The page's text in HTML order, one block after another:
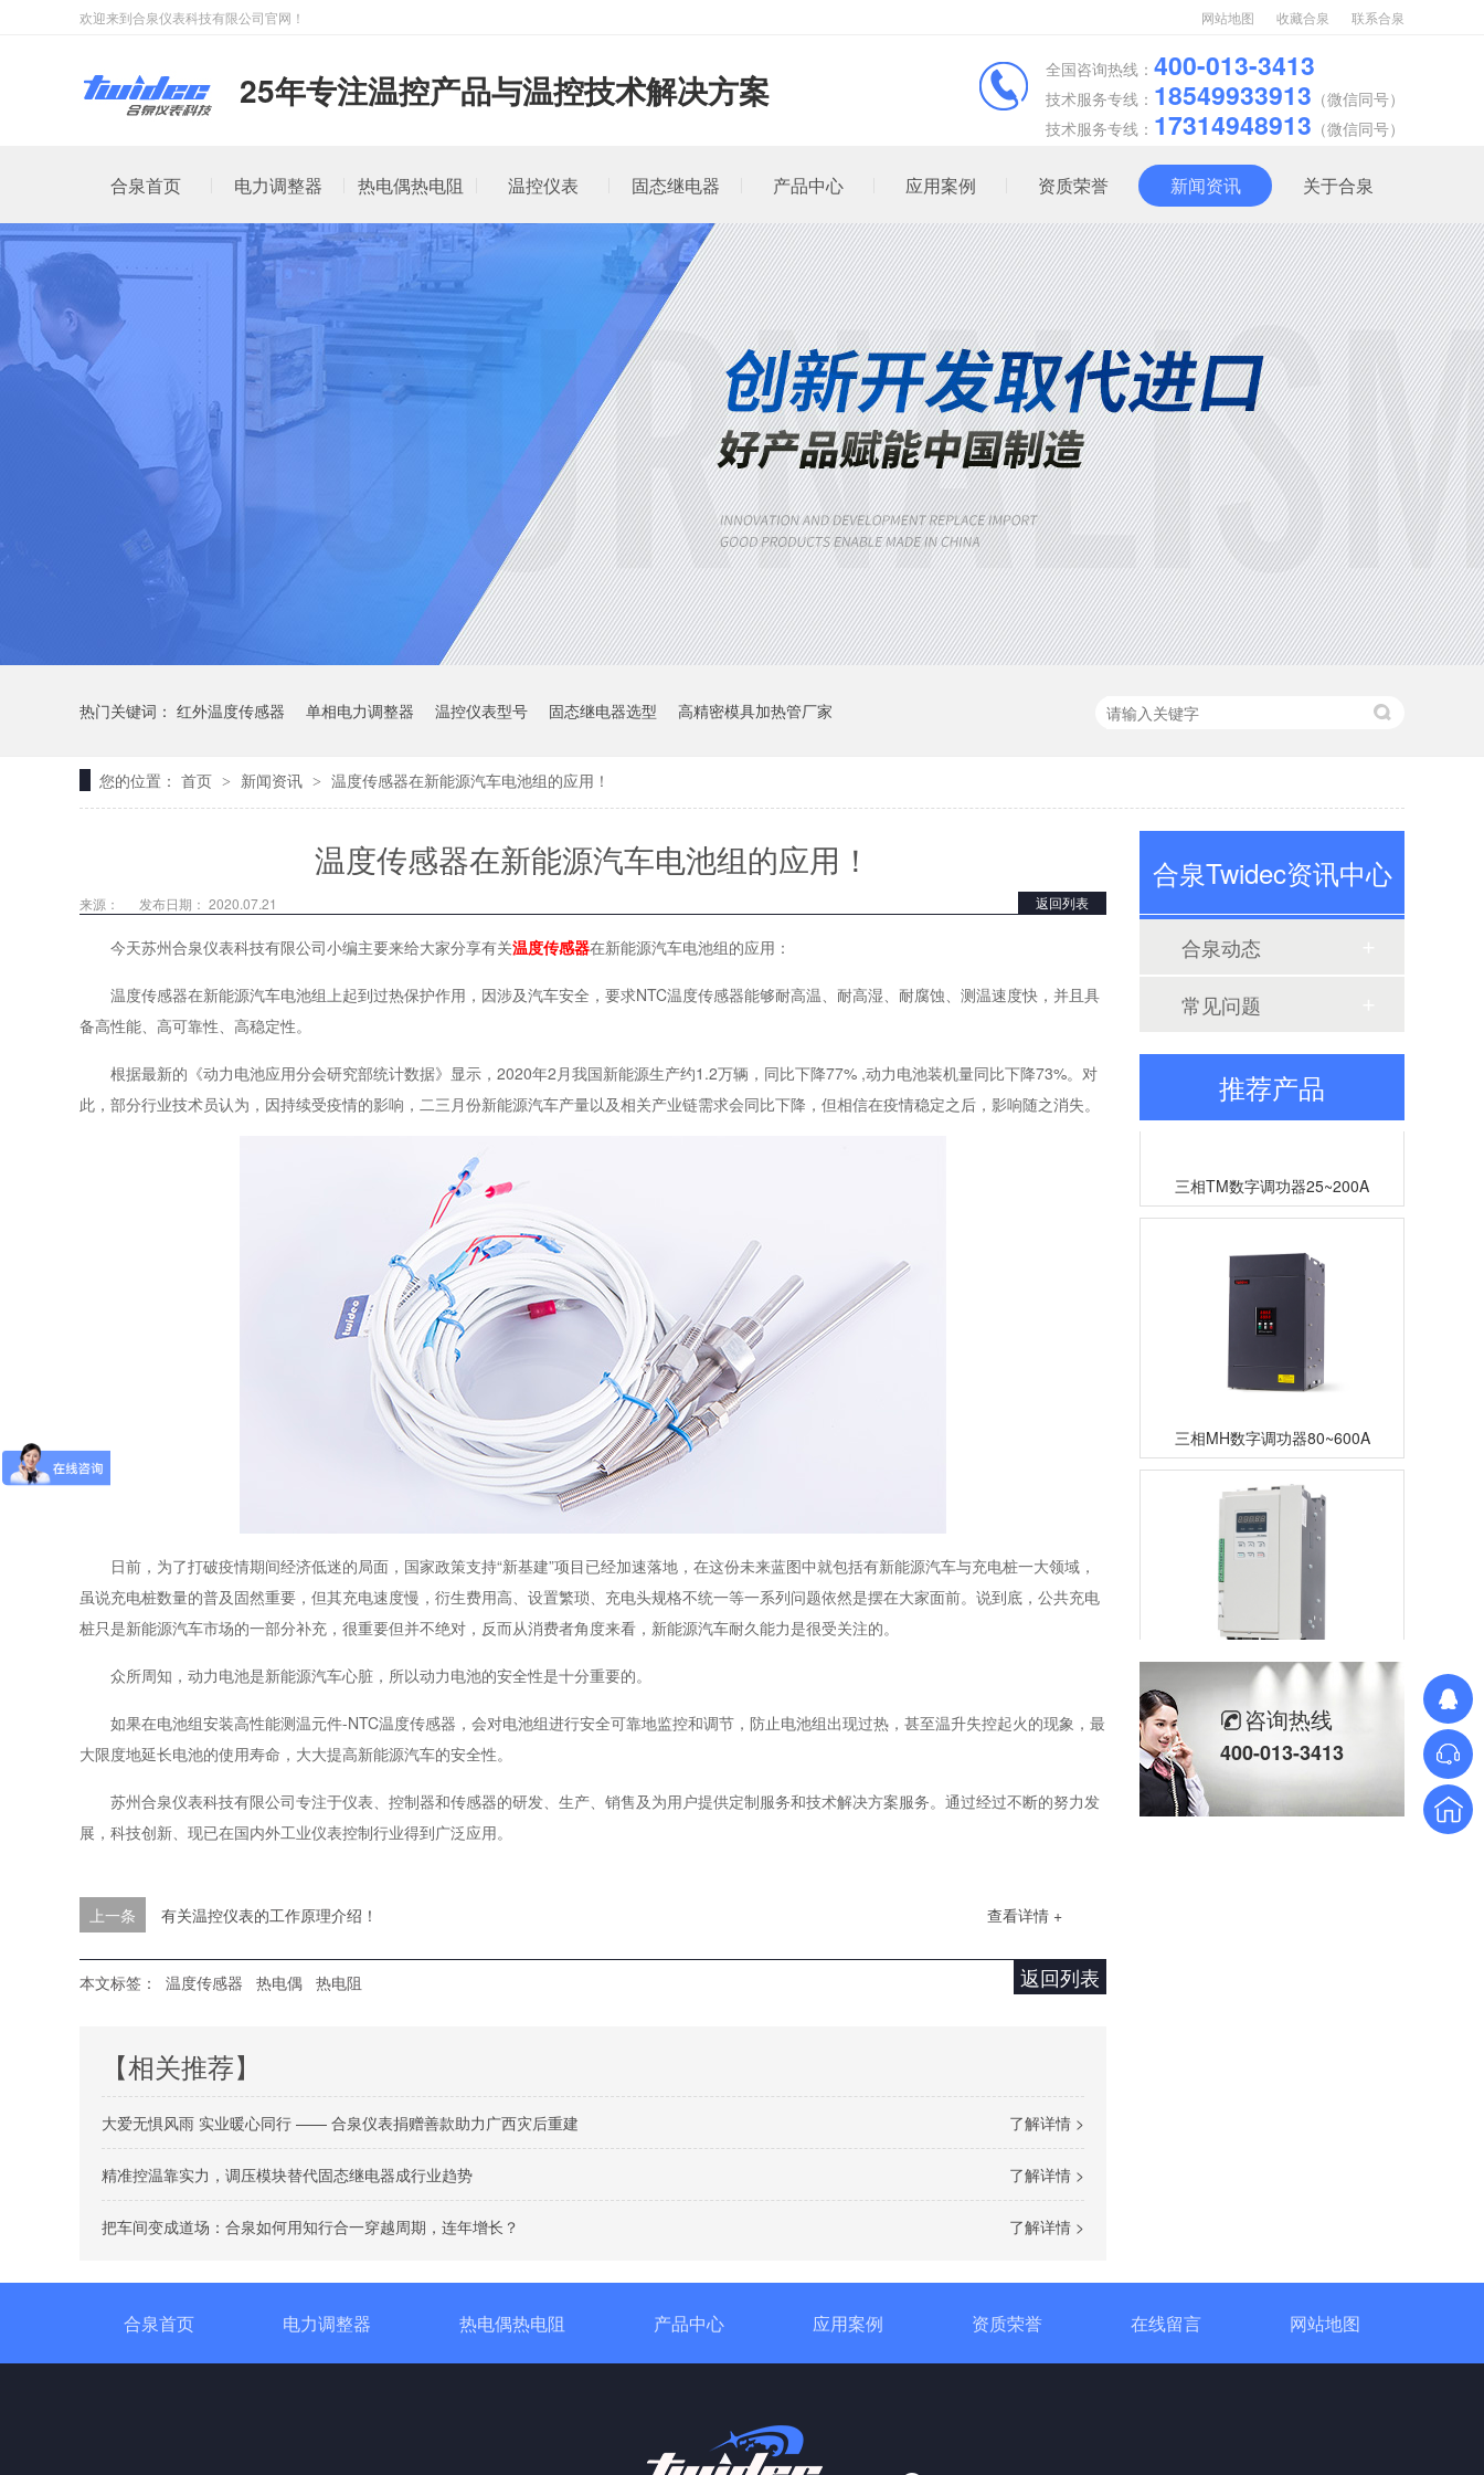
网站地图 收藏合泉 联系合泉
欢迎来到合泉仪表科技有限公司官网！
25年专注温控产品与温控技术解决方案 全国咨询热线： 400-013-3413
技术服务专线： 18549933913 （微信同号）
技术服务专线： 17314948913 （微信同号）
合泉首页 电力调整器 热电偶热电阻 温控仪表 固态继电器 产品中心 应用案例 资质荣誉 新闻资讯 关于合泉
热门关键词： 红外温度传感器 单相电力调整器 温控仪表型号 固态继电器选型 高精密模具加热管厂家
您的位置： 首页 > 新闻资讯 > 温度传感器在新能源汽车电池组的应用！
温度传感器在新能源汽车电池组的应用！
返回列表
来源： 发布日期： 2020.07.21
今天苏州合泉仪表科技有限公司小编主要来给大家分享有关温度传感器在新能源汽车电池组的应用：
温度传感器在新能源汽车电池组上起到过热保护作用，因涉及汽车安全，要求NTC温度传感器能够耐高温、耐高湿、耐腐蚀、测温速度快，并且具
备高性能、高可靠性、高稳定性。
根据最新的《动力电池应用分会研究部统计数据》显示，2020年2月我国新能源生产约1.2万辆，同比下降77% ,动力电池装机量同比下降73%。对
此，部分行业技术员认为，因持续受疫情的影响，二三月份新能源汽车产量以及相关产业链需求会同比下降，但相信在疫情稳定之后，影响随之消失。
日前，为了打破疫情期间经济低迷的局面，国家政策支持“新基建”项目已经加速落地，在这份未来蓝图中就包括有新能源汽车与充电桩一大领域，
虽说充电桩数量的普及固然重要，但其充电速度慢，衍生费用高、设置繁琐、充电头规格不统一等一系列问题依然是摆在大家面前。说到底，公共充电
桩只是新能源汽车市场的一部分补充，很重要但并不绝对，反而从消费者角度来看，新能源汽车耐久能力是很受关注的。
众所周知，动力电池是新能源汽车心脏，所以动力电池的安全性是十分重要的。
如果在电池组安装高性能测温元件-NTC温度传感器，会对电池组进行安全可靠地监控和调节，防止电池组出现过热，甚至温升失控起火的现象，最
大限度地延长电池的使用寿命，大大提高新能源汽车的安全性。
苏州合泉仪表科技有限公司专注于仪表、控制器和传感器的研发、生产、销售及为用户提供定制服务和技术解决方案服务。通过经过不断的努力发
展，科技创新、现已在国内外工业仪表控制行业得到广泛应用。
查看详情 +
上一条 有关温控仪表的工作原理介绍！
返回列表
本文标签： 温度传感器 热电偶 热电阻
【相关推荐】
了解详情 >
大爱无惧风雨 实业暖心同行 —— 合泉仪表捐赠善款助力广西灾后重建
了解详情 >
精准控温靠实力，调压模块替代固态继电器成行业趋势
了解详情 >
把车间变成道场：合泉如何用知行合一穿越周期，连年增长？
合泉Twidec资讯中心
合泉动态
常见问题
推荐产品
定制大功率直流电源
三相TR标准调功器30~200A
三相TM数字调功器25~200A
三相MH数字调功器80~600A
三相SH高端调功器25~2000A
咨询热线
400-013-3413
合泉首页 电力调整器 热电偶热电阻 产品中心 应用案例 资质荣誉 在线留言 网站地图